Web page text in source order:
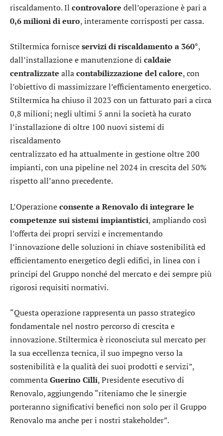
riscaldamento. Il controvalore dell’operazione è pari a
0,6 milioni di euro, interamente corrisposti per cassa.
Stiltermica fornisceservizi di riscaldamento a 360°,
dall’installazione e manutenzione di caldaie
centralizzate allacontabilizzazione del calore, con
l’obiettivo di massimizzare l’efficientamento energetico.
Stiltermica ha chiuso il 2023 con un fatturato pari a circa
0,8 milioni; negli ultimi 5 anni la società ha curato
l’installazione di oltre 100 nuovi sistemi di
riscaldamento
centralizzato ed ha attualmente in gestione oltre 200
impianti, con una pipeline nel 2024 in crescita del 50%
rispetto all’anno precedente.
L’Operazioneconsente a Renovalo di integrare le
competenze sui sistemi impiantistici, ampliando così
l’offerta dei propri servizi e incrementando
l’innovazione delle soluzioni in chiave sostenibilità ed
efficientamento energetico degli edifici, in linea con i
principi del Gruppo nonché del mercato e dei sempre più
rigorosi requisiti normativi.
“Questa operazione rappresenta un passo strategico
fondamentale nel nostro percorso di crescita e
innovazione. Stiltermica è riconosciuta sul mercato per
la sua eccellenza tecnica, il suo impegno verso la
sostenibilità e la qualità dei suoi prodotti e servizi”,
commentaGuerino Cilli, Presidente esecutivo di
Renovalo, aggiungendo “riteniamo che le sinergie
porteranno significativi benefici non solo per il Gruppo
Renovalo ma anche per i nostri stakeholder”.